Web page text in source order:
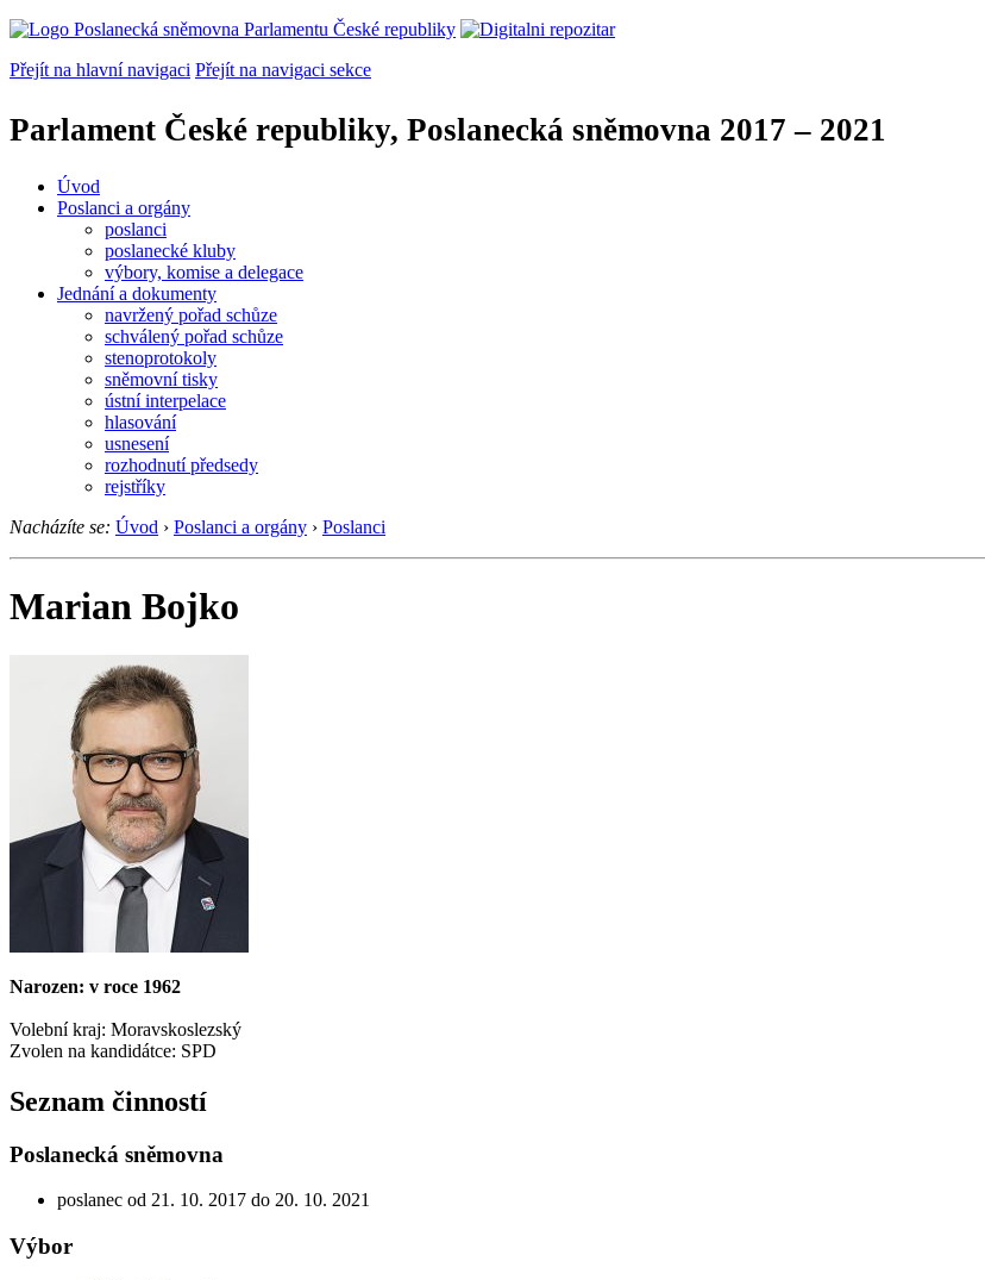
Přejít na hlavní navigaci Přejít na navigaci sekce
Parlament České republiky, Poslanecká sněmovna 2017 – 2021
Úvod
Poslanci a orgány
poslanci
poslanecké kluby
výbory, komise a delegace
Jednání a dokumenty
navržený pořad schůze
schválený pořad schůze
stenoprotokoly
sněmovní tisky
ústní interpelace
hlasování
usnesení
rozhodnutí předsedy
rejstříky
Nacházíte se: Úvod › Poslanci a orgány › Poslanci
Marian Bojko
Narozen: v roce 1962
Volební kraj: Moravskoslezský
Zvolen na kandidátce: SPD
Seznam činností
Poslanecká sněmovna
poslanec od 21. 10. 2017 do 20. 10. 2021
Výbor